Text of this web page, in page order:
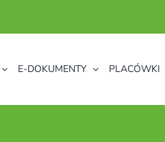
E-DOKUMENTY PLACÓWKI